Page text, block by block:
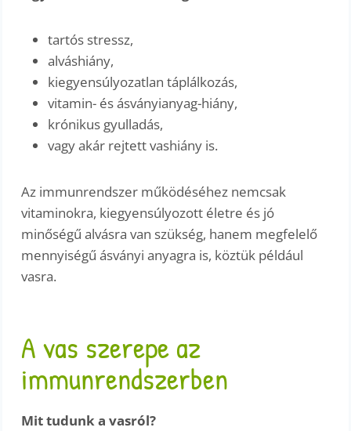
tartós stressz,
alváshiány,
kiegyensúlyozatlan táplálkozás,
vitamin- és ásványianyag-hiány,
krónikus gyulladás,
vagy akár rejtett vashiány is.
Az immunrendszer működéséhez nemcsak
vitaminokra, kiegyensúlyozott életre és jó
minőségű alvásra van szükség, hanem megfelelő
mennyiségű ásványi anyagra is, köztük például
vasra.
A vas szerepe az
immunrendszerben
Mit tudunk a vasról?